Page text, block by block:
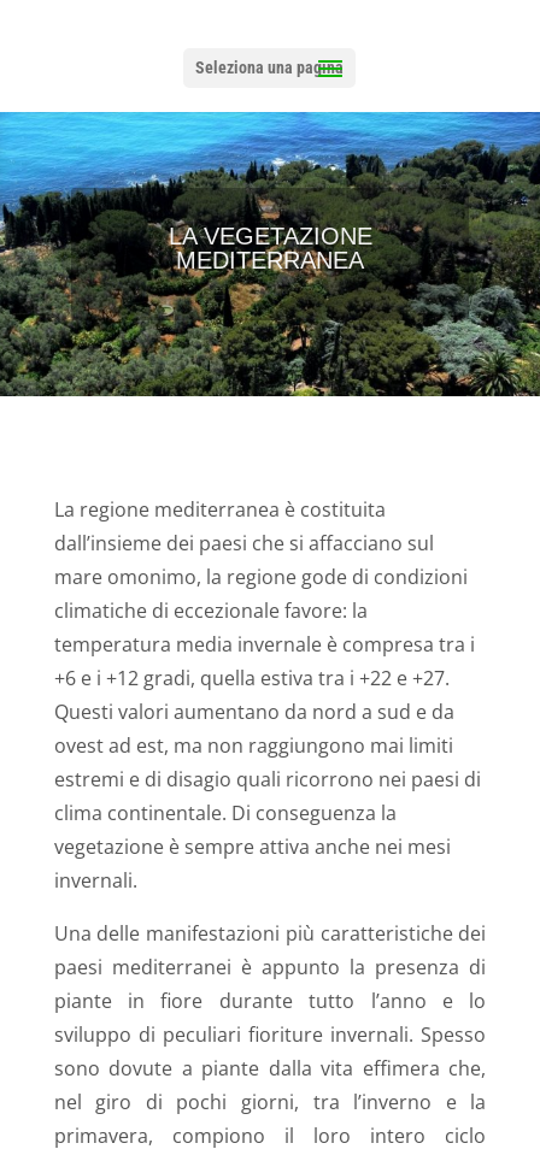
Seleziona una pagina
LA VEGETAZIONE
MEDITERRANEA
La regione mediterranea è costituita
dall’insieme dei paesi che si affacciano sul
mare omonimo, la regione gode di condizioni
climatiche di eccezionale favore: la
temperatura media invernale è compresa tra i
+6 e i +12 gradi, quella estiva tra i +22 e +27.
Questi valori aumentano da nord a sud e da
ovest ad est, ma non raggiungono mai limiti
estremi e di disagio quali ricorrono nei paesi di
clima continentale. Di conseguenza la
vegetazione è sempre attiva anche nei mesi
invernali.
Una delle manifestazioni più caratteristiche dei
paesi mediterranei è appunto la presenza di
piante in fiore durante tutto l’anno e lo
sviluppo di peculiari fioriture invernali. Spesso
sono dovute a piante dalla vita effimera che,
nel giro di pochi giorni, tra l’inverno e la
primavera, compiono il loro intero ciclo